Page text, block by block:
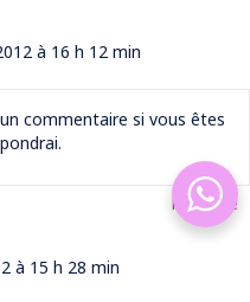
à 16 h 12 min
commentaire si vous êtes
Réponse
à 15 h 28 min